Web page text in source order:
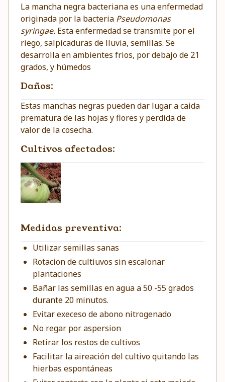
La mancha negra bacteriana es una enfermedad
originada por la bacteria Pseudomonas
syringae. Esta enfermedad se transmite por el
riego, salpicaduras de lluvia, semillas. Se
desarrolla en ambientes frios, por debajo de 21
grados, y húmedos
Daños:
Estas manchas negras pueden dar lugar a caida
prematura de las hojas y flores y perdida de
valor de la cosecha.
Cultivos afectados:
Medidas preventiva:
Utilizar semillas sanas
Rotacion de cultiuvos sin escalonar
plantaciones
Bañar las semillas en agua a 50 -55 grados
durante 20 minutos.
Evitar execeso de abono nitrogenado
No regar por aspersion
Retirar los restos de cultivos
Facilitar la aireación del cultivo quitando las
hierbas espontáneas